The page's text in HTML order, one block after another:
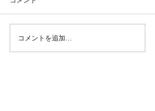
●イキイキ運動教室 レク
リエーション●
コメントを追加…